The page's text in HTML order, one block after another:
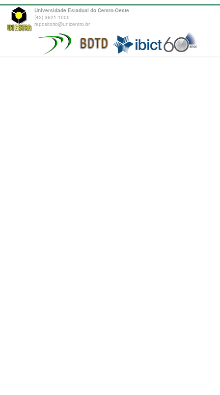
Universidade Estadual do Centro-Oeste
(42) 3621-1000
repositorio@unicentro.br